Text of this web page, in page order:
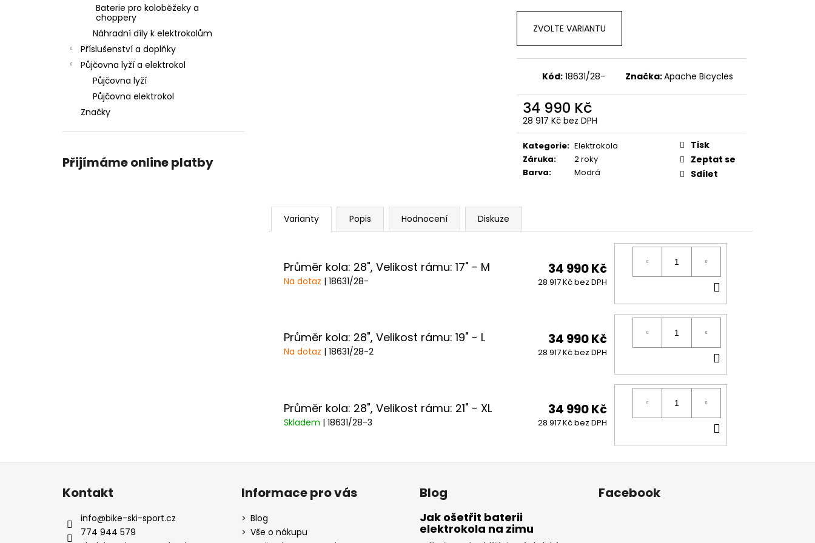
Baterie pro koloběžeky a
choppery
Náhradní díly k elektrokolům
Příslušenství a doplňky
Půjčovna lyží a elektrokol
Půjčovna lyží
Půjčovna elektrokol
Značky
Přijímáme online platby
ZVOLTE VARIANTU
Kód: 18631/28- Značka:Apache Bicycles
34 990 Kč
28 917 Kč bez DPH
Měrná
cena:
Kategorie: Elektrokola
Záruka:
2 roky
Barva: Modrá
Tisk
Zeptat se
Sdílet
Varianty Popis Hodnocení Diskuze
Průměr kola: 28", Velikost rámu: 17" - M
Na dotaz | 18631/28-
34 990 Kč
28 917 Kč bez DPH
KOŠÍKU
Průměr kola: 28", Velikost rámu: 19" - L
Na dotaz | 18631/28-2
34 990 Kč
28 917 Kč bez DPH
KOŠÍKU
Průměr kola: 28", Velikost rámu: 21" - XL
Skladem | 18631/28-3
34 990 Kč
28 917 Kč bez DPH
KOŠÍKU
Z
Kontakt
info@bike-ski-sport.cz
774 944 579
Informace pro vás
Blog
Vše o nákupu
Blog
Jak ošetřit baterii
elektrokola na zimu
Facebook